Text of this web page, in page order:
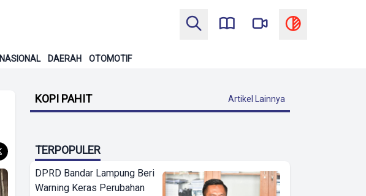
NASIONAL DAERAH OTOMOTIF
KOPI PAHIT Artikel Lainnya
TERPOPULER
DPRD Bandar Lampung Beri
Warning Keras Perubahan